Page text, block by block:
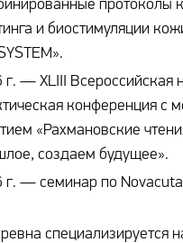
протоколы
и биостимуляции
г. — XLIII Всероссийская
конференция с
«Рахмановские
создаем будущее».
г. — семинар по
специализируется